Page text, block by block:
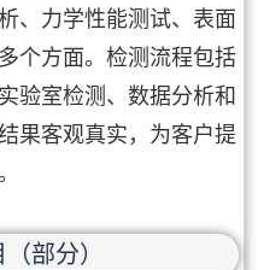
、力学性能测试、表面
个方面。检测流程包括
验室检测、数据分析和
果客观真实，为客户提
部分）